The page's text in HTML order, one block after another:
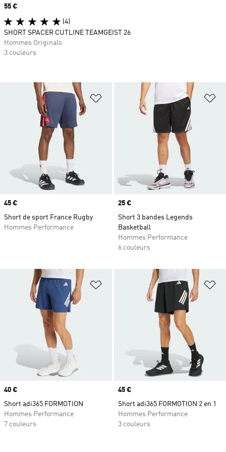
Ajouter à la Liste de produits
Prix
45 €
Short de sport France Rugby
Hommes Performance
Prix
25 €
Short 3 bandes Legends
Basketball
Hommes Performance
6 couleurs
Ajouter à la Liste de produits
Prix
40 €
Short adi365 FORMOTION
Hommes Performance
7 couleurs
Prix
45 €
Short adi365 FORMOTION 2 en 1
Hommes Performance
3 couleurs
Prix
55 €
(4)
SHORT SPACER CUTLINE TEAMGEIST 26
Hommes Originals
3 couleurs